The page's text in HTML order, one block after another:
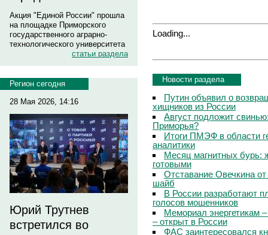
Акция "Единой России" прошла
на площадке Приморского
государственного аграрно-
технологического университета
статьи раздела
Регион сегодня
28 Мая 2026, 14:16
Юрий Трутнев
встретился во
Loading...
Новости раздела
Путин объявил о
хищников из России
Август подложит
Приморья?
Итоги ПМЭФ в области
аналитики
Месяц магнитных бурь:
готовыми
Отставание Овечкина
шайб
В России разработают
голосов мошенников
Мемориал энергетикам
– открыт в России
ФАС заинтересовался